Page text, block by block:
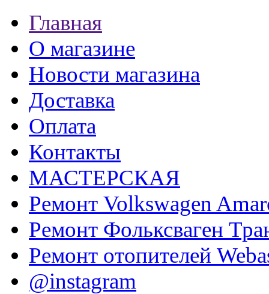
Главная
О магазине
Новости магазина
Доставка
Оплата
Контакты
МАСТЕРСКАЯ
Ремонт Volkswagen
Ремонт Фольксваген
Ремонт отопителей
@instagram